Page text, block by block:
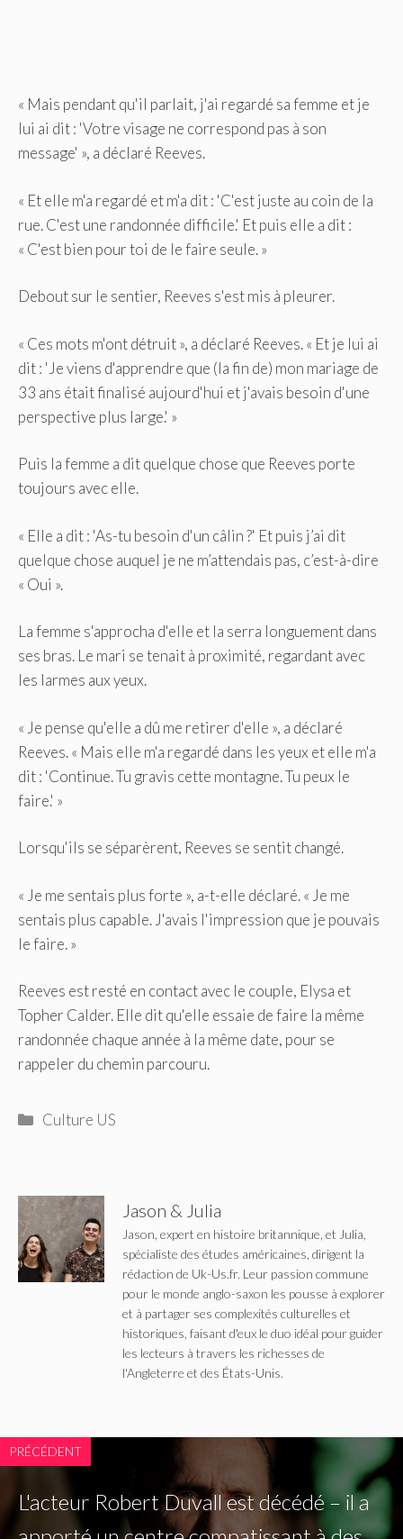
« Mais pendant qu'il parlait, j'ai regardé sa femme et je
lui ai dit : 'Votre visage ne correspond pas à son
message' », a déclaré Reeves.
« Et elle m'a regardé et m'a dit : 'C'est juste au coin de la
rue. C'est une randonnée difficile.' Et puis elle a dit :
« C'est bien pour toi de le faire seule. »
Debout sur le sentier, Reeves s'est mis à pleurer.
« Ces mots m'ont détruit », a déclaré Reeves. « Et je lui ai
dit : 'Je viens d'apprendre que (la fin de) mon mariage de
33 ans était finalisé aujourd'hui et j'avais besoin d'une
perspective plus large.' »
Puis la femme a dit quelque chose que Reeves porte
toujours avec elle.
« Elle a dit : 'As-tu besoin d'un câlin ?' Et puis j’ai dit
quelque chose auquel je ne m’attendais pas, c’est-à-dire
« Oui ».
La femme s'approcha d'elle et la serra longuement dans
ses bras. Le mari se tenait à proximité, regardant avec
les larmes aux yeux.
« Je pense qu'elle a dû me retirer d'elle », a déclaré
Reeves. « Mais elle m'a regardé dans les yeux et elle m'a
dit : 'Continue. Tu gravis cette montagne. Tu peux le
faire.' »
Lorsqu'ils se séparèrent, Reeves se sentit changé.
« Je me sentais plus forte », a-t-elle déclaré. « Je me
sentais plus capable. J'avais l'impression que je pouvais
le faire. »
Reeves est resté en contact avec le couple, Elysa et
Topher Calder. Elle dit qu'elle essaie de faire la même
randonnée chaque année à la même date, pour se
rappeler du chemin parcouru.
Catégories
Culture US
Jason & Julia
Jason, expert en histoire britannique, et Julia,
spécialiste des études américaines, dirigent la
rédaction de Uk-Us.fr. Leur passion commune
pour le monde anglo-saxon les pousse à explorer
et à partager ses complexités culturelles et
historiques, faisant d'eux le duo idéal pour guider
les lecteurs à travers les richesses de
l'Angleterre et des États-Unis.
PRÉCÉDENT
L'acteur Robert Duvall est décédé – il a